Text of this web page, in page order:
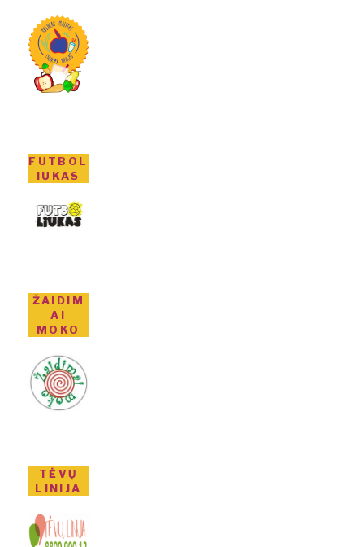
FUTBOL
IUKAS
ŽAIDIM
AI
MOKO
TĖVŲ
LINIJA